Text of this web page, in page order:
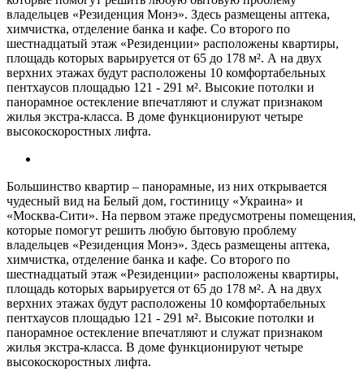
владельцев «Резиденция Монэ». Здесь размещены аптека,
химчистка, отделение банка и кафе. Со второго по
шестнадцатый этаж «Резиденции» расположены квартиры,
площадь которых варьируется от 65 до 178 м². А на двух
верхних этажах будут расположены 10 комфортабельных
пентхаусов площадью 121 - 291 м². Высокие потолки и
панорамное остекление впечатляют и служат признаком
жилья экстра-класса. В доме функционируют четыре
высокоскоростных лифта.
Большинство квартир – панорамные, из них открывается
чудесный вид на Белый дом, гостиницу «Украина» и
«Москва-Сити». На первом этаже предусмотрены помещения,
которые помогут решить любую бытовую проблему
владельцев «Резиденция Монэ». Здесь размещены аптека,
химчистка, отделение банка и кафе. Со второго по
шестнадцатый этаж «Резиденции» расположены квартиры,
площадь которых варьируется от 65 до 178 м². А на двух
верхних этажах будут расположены 10 комфортабельных
пентхаусов площадью 121 - 291 м². Высокие потолки и
панорамное остекление впечатляют и служат признаком
жилья экстра-класса. В доме функционируют четыре
высокоскоростных лифта.